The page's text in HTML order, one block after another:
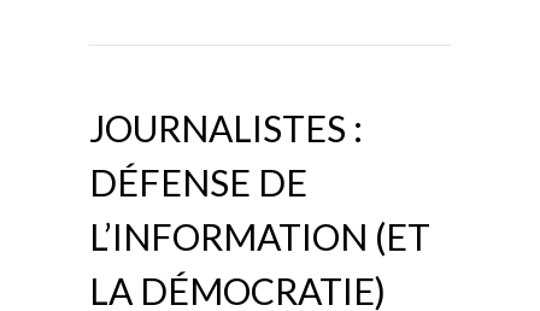
JOURNALISTES :
DÉFENSE DE
L’INFORMATION (ET
LA DÉMOCRATIE)